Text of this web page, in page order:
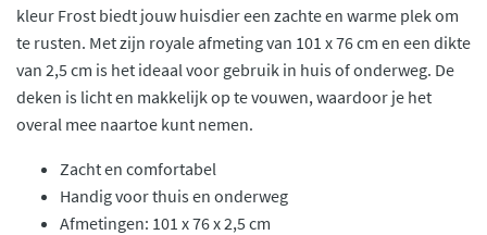
kleur Frost biedt jouw huisdier een zachte en warme plek om
te rusten. Met zijn royale afmeting van 101 x 76 cm en een dikte
van 2,5 cm is het ideaal voor gebruik in huis of onderweg. De
deken is licht en makkelijk op te vouwen, waardoor je het
overal mee naartoe kunt nemen.
Zacht en comfortabel
Handig voor thuis en onderweg
Afmetingen: 101 x 76 x 2,5 cm